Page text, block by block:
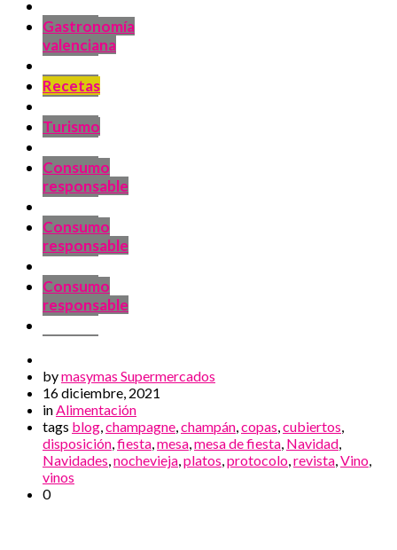
Gastronomía
valenciana
Recetas
Turismo
Consumo
responsable
Consumo
responsable
Consumo
responsable
bymasymas Supermercados
16 diciembre, 2021
inAlimentación
tags blog,champagne,champán,copas,cubiertos,
disposición,fiesta,mesa,mesa de fiesta, Navidad,
Navidades,nochevieja,platos,protocolo,revista,Vino,
vinos
0